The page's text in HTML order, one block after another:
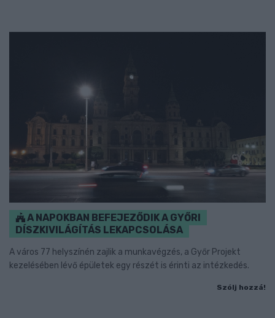
A NAPOKBAN BEFEJEZŐDIK A GYŐRI
DÍSZKIVILÁGÍTÁS LEKAPCSOLÁSA
A város 77 helyszínén zajlik a munkavégzés, a Győr Projekt
kezelésében lévő épületek egy részét is érinti az intézkedés.
Szólj hozzá!